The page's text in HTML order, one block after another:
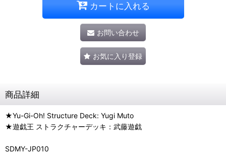
カートに入れる
お問い合わせ
お気に入り登録
商品詳細
★Yu-Gi-Oh! Structure Deck: Yugi Muto
★遊戯王 ストラクチャーデッキ：武藤遊戯
SDMY-JP010